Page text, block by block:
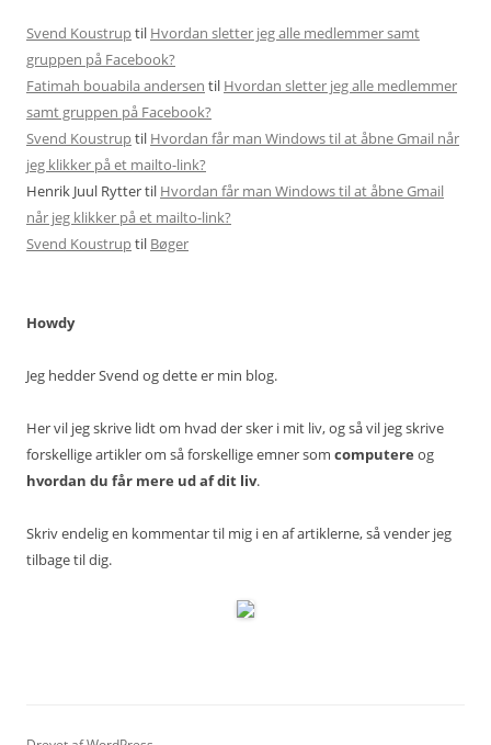
Svend Koustruptil Hvordan sletter jeg alle medlemmer samt
gruppen på Facebook?
Fatimah bouabila andersen til Hvordan sletter jeg alle medlemmer
samt gruppen på Facebook?
Svend Koustruptil Hvordan får man Windows til at åbne Gmail når
jeg klikker på et mailto-link?
Henrik Juul Ryttertil Hvordan får man Windows til at åbne Gmail
når jeg klikker på et mailto-link?
Svend Koustruptil Bøger
Howdy
Jeg hedder Svend og dette er min blog.
Her vil jeg skrive lidt om hvad der sker i mit liv, og så vil jeg skrive
forskellige artikler om så forskellige emner som computere og
hvordan du får mere ud af dit liv.
Skriv endelig en kommentar til mig i en af artiklerne, så vender jeg
tilbage til dig.